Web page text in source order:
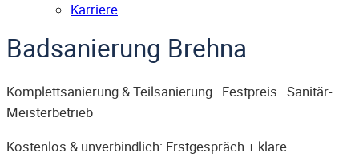
Karriere
Badsanierung Brehna
Komplettsanierung & Teilsanierung · Festpreis · Sanitär-
Meisterbetrieb
Kostenlos & unverbindlich: Erstgespräch + klare